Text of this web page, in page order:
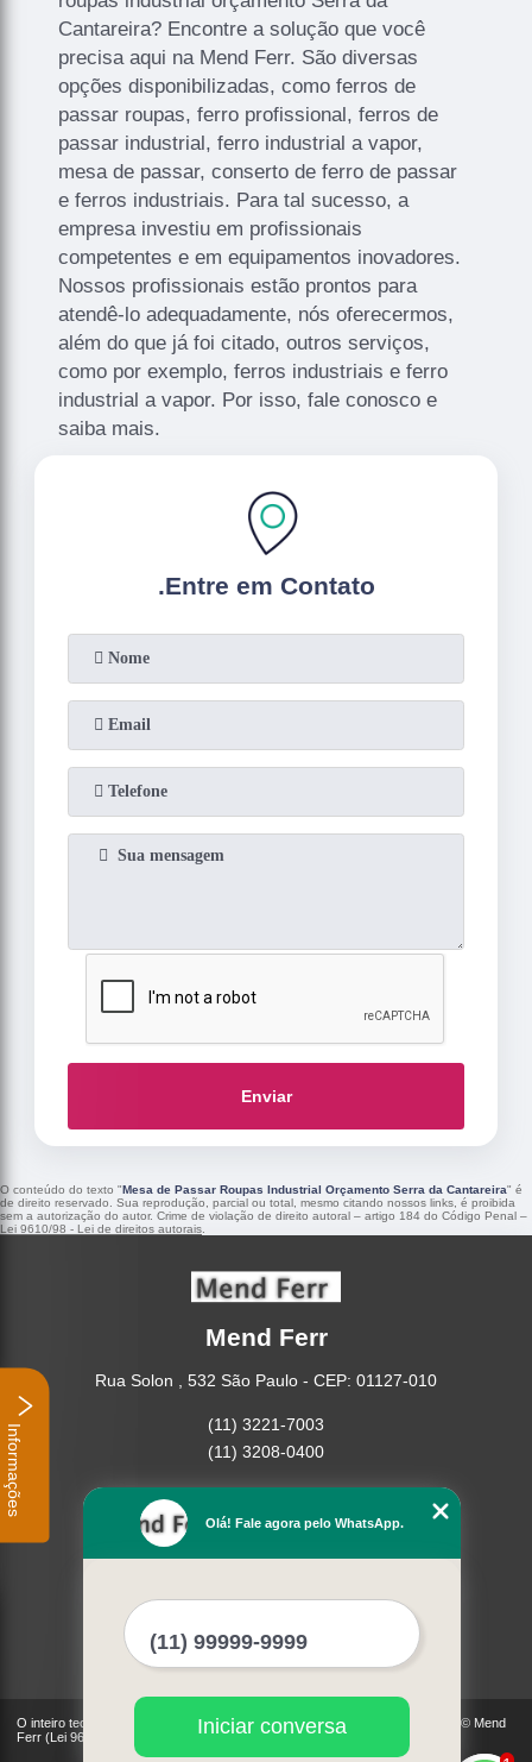
Cantareira? Encontre a solução que você
precisa aqui na Mend Ferr. São diversas
opções disponibilizadas, como ferros de
passar roupas, ferro profissional, ferros de
passar industrial, ferro industrial a vapor,
mesa de passar, conserto de ferro de passar
e ferros industriais. Para tal sucesso, a
empresa investiu em profissionais
competentes e em equipamentos inovadores.
Nossos profissionais estão prontos para
atendê-lo adequadamente, nós oferecermos,
além do que já foi citado, outros serviços,
como por exemplo, ferros industriais e ferro
industrial a vapor. Por isso, fale conosco e
saiba mais.
.Entre em Contato
Enviar
O conteúdo do texto "Mesa de Passar Roupas Industrial Orçamento Serra da Cantareira" é
de direito reservado. Sua reprodução, parcial ou total, mesmo citando nossos links, é proibida
sem a autorização do autor. Crime de violação de direito autoral – artigo 184 do Código Penal –
Lei 9610/98 - Lei de direitos autorais
Mend Ferr
Rua Solon , 532 São Paulo - CEP: 01127-010
(11) 3221-7003
(11) 3208-0400
Empresa
Contato
Mapa do site
O inteiro teor deste site está sujeito à proteção de direitos autorais. Copyright© Mend
Ferr (Lei 9610 de 19/02/1998)
Olá! Fale agora pelo WhatsApp.
Iniciar conversa
Informações